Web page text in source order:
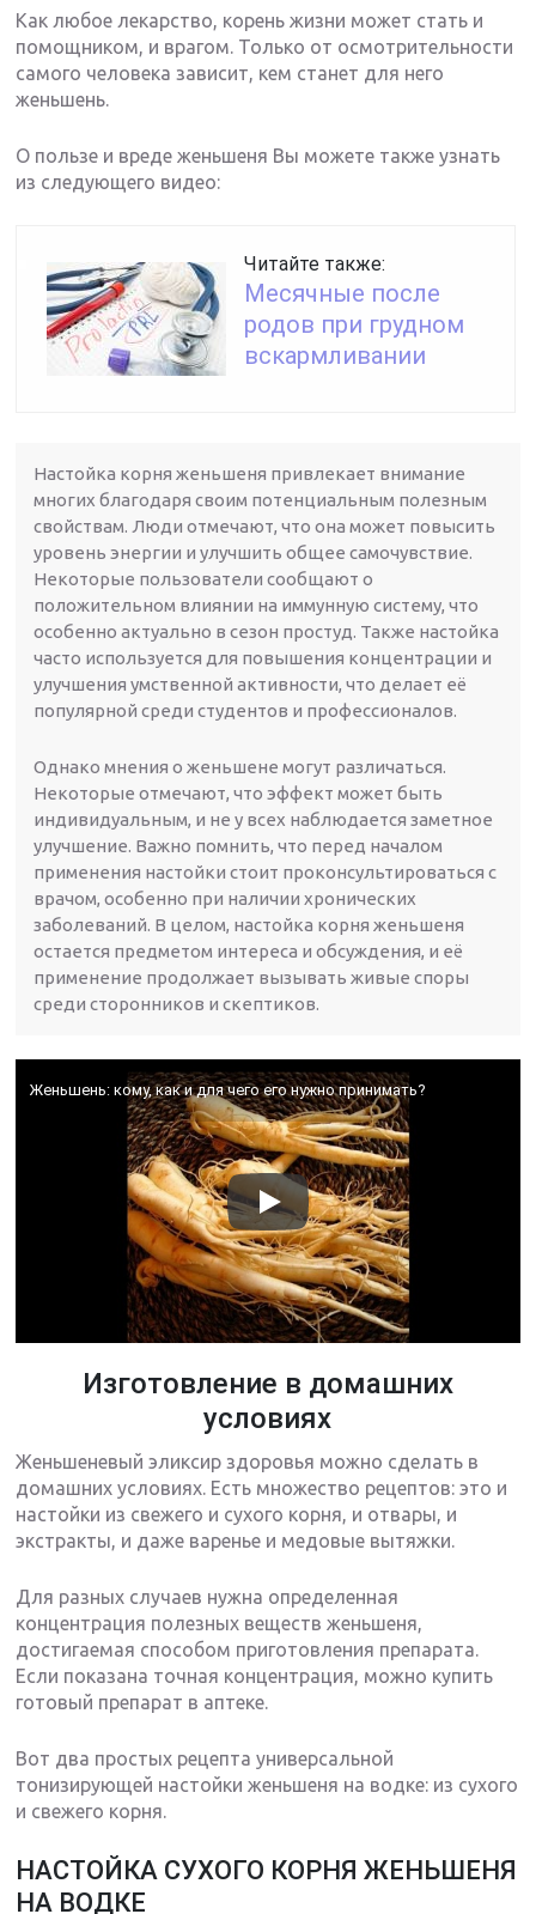
Как любое лекарство, корень жизни может стать и
помощником, и врагом. Только от осмотрительности
самого человека зависит, кем станет для него
женьшень.
О пользе и вреде женьшеня Вы можете также узнать
из следующего видео:
Читайте также:
Месячные после
родов при грудном
вскармливании
Настойка корня женьшеня привлекает внимание
многих благодаря своим потенциальным полезным
свойствам. Люди отмечают, что она может повысить
уровень энергии и улучшить общее самочувствие.
Некоторые пользователи сообщают о
положительном влиянии на иммунную систему, что
особенно актуально в сезон простуд. Также настойка
часто используется для повышения концентрации и
улучшения умственной активности, что делает её
популярной среди студентов и профессионалов.
Однако мнения о женьшене могут различаться.
Некоторые отмечают, что эффект может быть
индивидуальным, и не у всех наблюдается заметное
улучшение. Важно помнить, что перед началом
применения настойки стоит проконсультироваться с
врачом, особенно при наличии хронических
заболеваний. В целом, настойка корня женьшеня
остается предметом интереса и обсуждения, и её
применение продолжает вызывать живые споры
среди сторонников и скептиков.
Женьшень: кому, как и для чего его нужно принимать?
Изготовление в домашних
условиях
Женьшеневый эликсир здоровья можно сделать в
домашних условиях. Есть множество рецептов: это и
настойки из свежего и сухого корня, и отвары, и
экстракты, и даже варенье и медовые вытяжки.
Для разных случаев нужна определенная
концентрация полезных веществ женьшеня,
достигаемая способом приготовления препарата.
Если показана точная концентрация, можно купить
готовый препарат в аптеке.
Вот два простых рецепта универсальной
тонизирующей настойки женьшеня на водке: из сухого
и свежего корня.
НАСТОЙКА СУХОГО КОРНЯ ЖЕНЬШЕНЯ
НА ВОДКЕ